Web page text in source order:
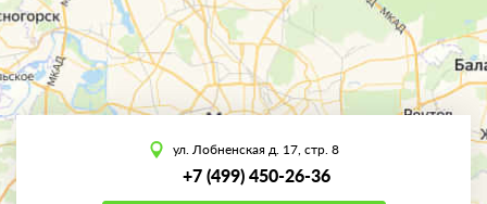
ул. Лобненская д. 17, стр. 8
+7 (499) 450-26-36